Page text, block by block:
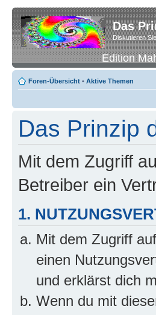
Das
Diskutieren
Edition
Foren-Übersicht • Aktive Themen
Das Prinzip
Mit dem Zugriff
Betreiber ein
1.
Mit dem Zugriff
einen
und erklärst dich
Wenn du mit